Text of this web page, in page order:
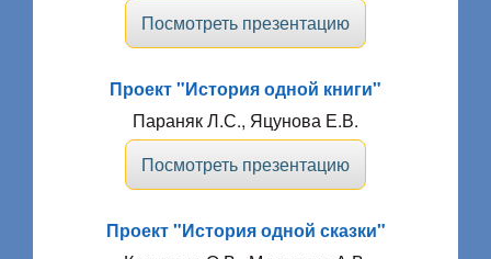
Посмотреть презентацию
Проект "История одной книги"
Параняк Л.С., Яцунова Е.В.
Посмотреть презентацию
Проект "История одной сказки"